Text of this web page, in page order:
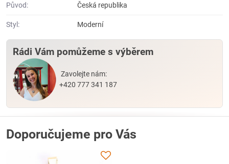
Původ: Česká republika
Styl: Moderní
Rádi Vám pomůžeme s výběrem
Zavolejte nám:
+420 777 341 187
Doporučujeme pro Vás